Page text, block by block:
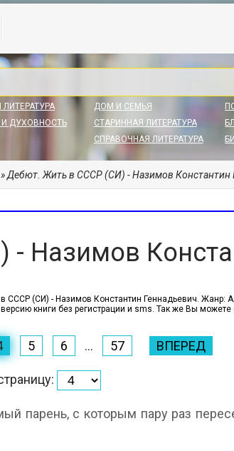
ЛИТЕРАТУРА
И ДУХОВНОСТЬ
ДОМ И СЕМЬЯ
СТАРИННАЯ ЛИТЕРАТУРА
СПРАВОЧНАЯ ЛИТЕРАТУРА
» Дебют. Жить в СССР (СИ) - Назимов Константин
Назимов
СССР (СИ) - Назимов Константин Геннадьевич. Жанр:
книги без регистрации и sms. Так же Вы можете
5 6 ... 57 ВПЕРЕД
парень, с которым пару раз